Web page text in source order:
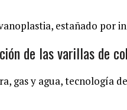
estañado por
de las varillas de
gas y agua, tecnología